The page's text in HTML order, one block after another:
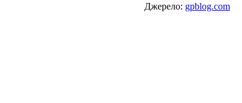
Джерело: gpblog.com